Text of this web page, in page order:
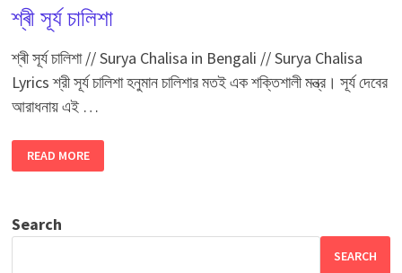
শ্ৰী সূৰ্য চালিশা
শ্ৰী সূৰ্য চালিশা // Surya Chalisa in Bengali // Surya Chalisa
Lyrics শ্রী সূর্য চালিশা হনুমান চালিশার মতই এক শক্তিশালী মন্ত্র। সূর্য দেবের
আরাধনায় এই …
শ্ৰী
সূৰ্য
চালিশা
READ MORE
Search
SEARCH